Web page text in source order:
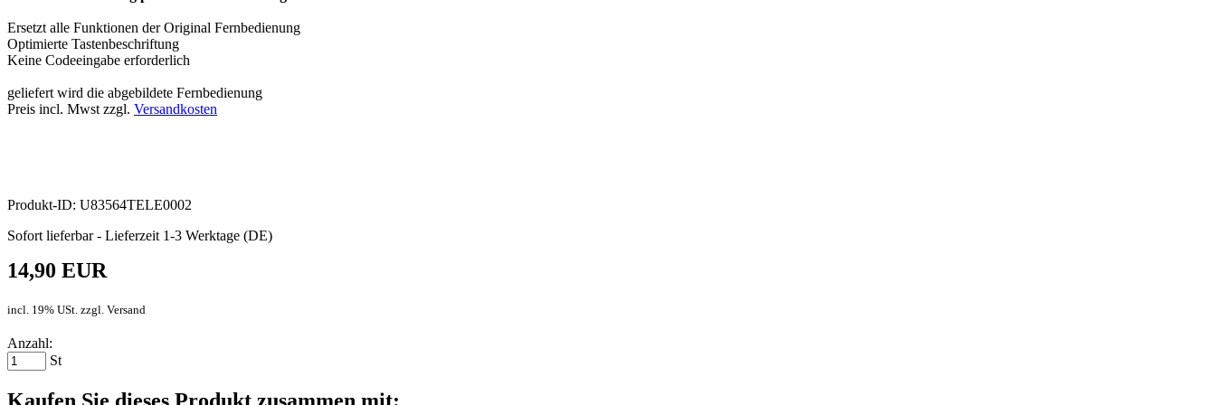
Ersetzt alle Funktionen der Original Fernbedienung
Optimierte Tastenbeschriftung
Keine Codeeingabe erforderlich
geliefert wird die abgebildete Fernbedienung
Preis incl. Mwst zzgl. Versandkosten
Produkt-ID: U83564TELE0002
Sofort lieferbar - Lieferzeit 1-3 Werktage (DE)
14,90 EUR
incl. 19% USt. zzgl. Versand
Anzahl:
St
Kaufen Sie dieses Produkt zusammen mit: